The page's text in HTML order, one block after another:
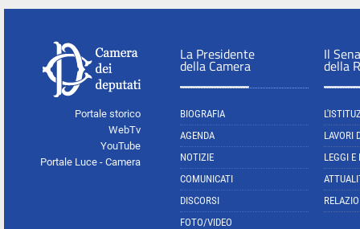
Portale storico
WebTv
YouTube
Portale Luce - Camera
La Presidente
della Camera
BIOGRAFIA
AGENDA
NOTIZIE
COMUNICATI
DISCORSI
FOTO/VIDEO
Il
della
LAVORI
LEGGI E